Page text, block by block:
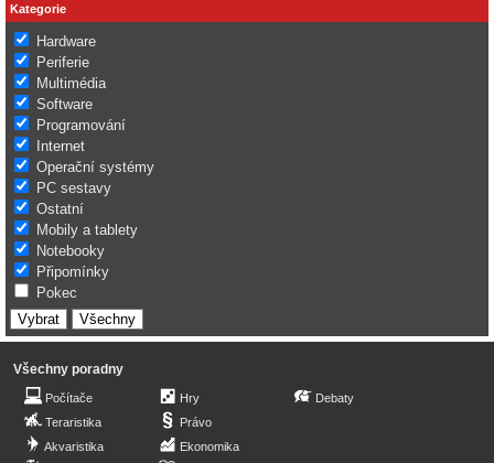
Kategorie
Hardware
Periferie
Multimédia
Software
Programování
Internet
Operační systémy
PC sestavy
Ostatní
Mobily a tablety
Notebooky
Připomínky
Pokec
Všechny poradny
Počítače
Teraristika
Akvaristika
Hry
Právo
Ekonomika
Debaty